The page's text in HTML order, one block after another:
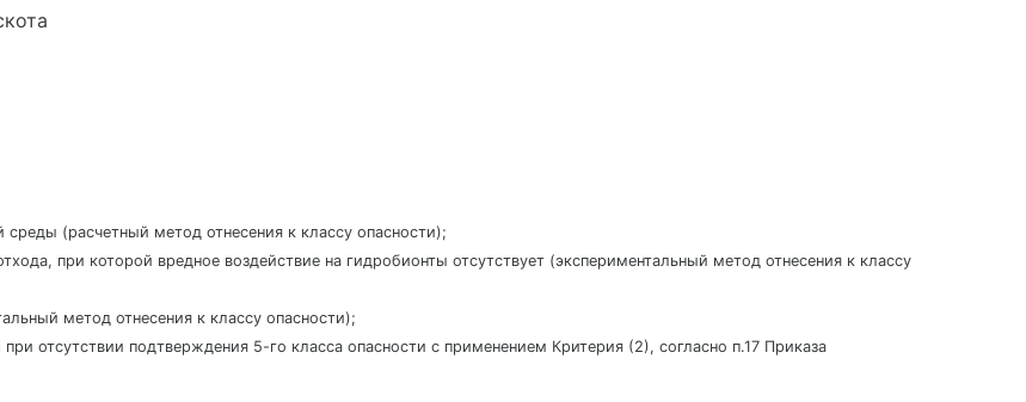
(расчетный метод отнесения к классу опасности);
при которой вредное воздействие на гидробионты отсутствует (экспериментальный метод отнесения к классу
метод отнесения к классу опасности);
отсутствии подтверждения 5-го класса опасности с применением Критерия (2), согласно п.17 Приказа